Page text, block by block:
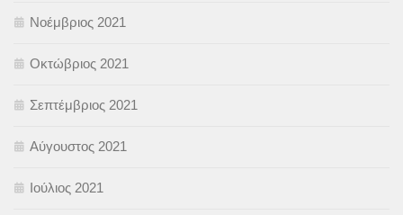
Νοέμβριος 2021
Οκτώβριος 2021
Σεπτέμβριος 2021
Αύγουστος 2021
Ιούλιος 2021